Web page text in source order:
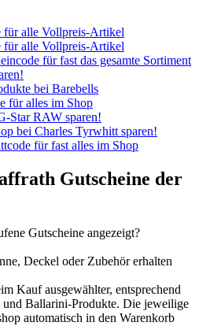
Gutscheine der
Gutscheine angezeigt?
Deckel oder Zubehör erhalten
Kauf ausgewählter, entsprechend
Ballarini-Produkte. Die jeweilige
automatisch in den Warenkorb